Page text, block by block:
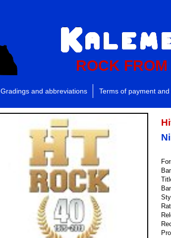
ROCK
Gradings and abbreviations Terms of payment